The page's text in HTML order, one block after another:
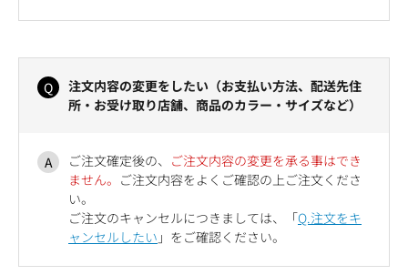
注文内容の変更をしたい（お支払い方法、配送先住
所・お受け取り店舗、商品のカラー・サイズなど）
ご注文確定後の、 ご注文内容の変更を承る事はでき
ません。 ご注文内容をよくご確認の上ご注文くださ
い。
ご注文のキャンセルにつきましては、「Q.注文をキ
ャンセルしたい 」をご確認ください。